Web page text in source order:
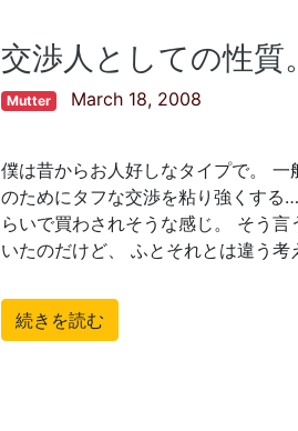
交渉人としての性質。
Mutter March 18, 2008
僕は昔からお人好しなタイプで。
のためにタフな交渉を粘り強くする
らいで買わされそうな感じ。 そう
いたのだけど、 ふとそれとは違う考
続きを読む